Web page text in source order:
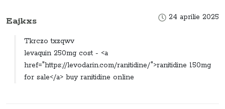
24 aprilie 2025
Eajkxs
Tkrczo txzqwv
levaquin 250mg cost - <a
href="https://levodarin.com/ranitidine/">ranitidine 150mg
for sale</a> buy ranitidine online